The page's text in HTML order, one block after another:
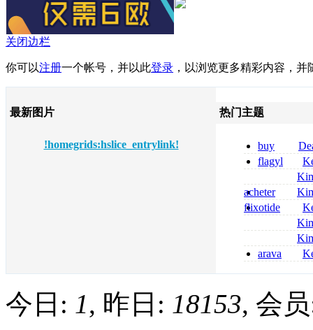
关闭边栏
你可以注册一个帐号，并以此登录 ，以浏览更多精彩内容，
最新图片
!homegrids:hslice_entrylink!
热门主题
buy
pregabalin
pregabalin
flagyl
online
bestellen
nolvadex
nolvadex
acheter
celebrex
flixotide
junior kaufen
métronidazole
2026
coumadin
arava
今日: 1, 昨日: 18153, 会